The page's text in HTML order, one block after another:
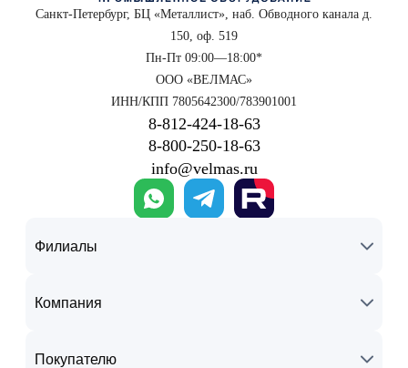
Санкт-Петербург, БЦ «Металлист», наб. Обводного канала д.
150, оф. 519
Пн-Пт 09:00—18:00*
ООО «ВЕЛМАС»
ИНН/КПП 7805642300/783901001
8‑812‑424‑18‑63
8‑800‑250‑18‑63
info@velmas.ru
Филиалы
Компания
Покупателю